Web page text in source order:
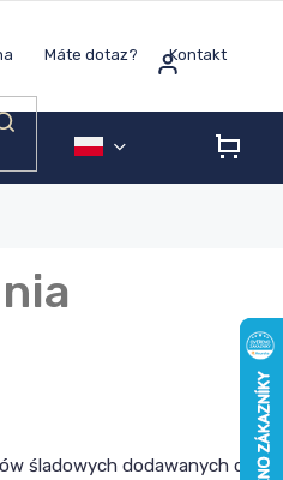
Máte dotaz? Kontakt
śladowych dodawanych do